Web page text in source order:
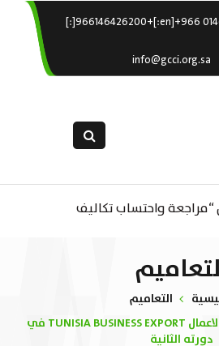
خدماتنا
الالكترونى
واحتساب تكاليف
– الثقافة – السياحة”
التعاميم
تنظيم منتدى التصدير والاعمال TUNISIA BUSINESS EXPORT في
دورته الثانية